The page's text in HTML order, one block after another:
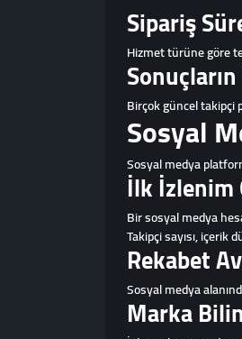
Sipariş
Hizmet türüne göre
Birçok güncel takipçi
Sosyal
Sosyal medya
İlk İzlenim
Bir sosyal medya
Takipçi sayısı, içerik
Rekabet
Sosyal medya
Marka